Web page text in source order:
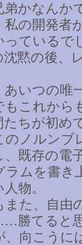
弟かなんか
私の開発
っているで
黙の後、
あいつの
もこれから
ちが初め
のノルンブ
、既存の電
ラムを書き
物。
また、自
勝てると
、向こうに